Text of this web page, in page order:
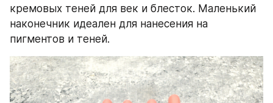
кремовых теней для век и блесток. Маленький
наконечник идеален для нанесения на
пигментов и теней.